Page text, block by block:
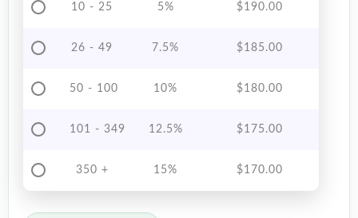
10 - 25 5% $190.00
26 - 49 7.5% $185.00
50 - 100 10% $180.00
101 - 349 12.5% $175.00
350 + 15% $170.00